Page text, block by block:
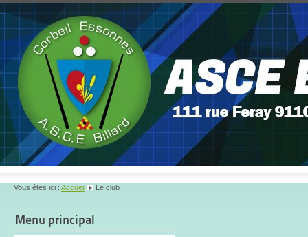
Vous êtes ici : Accueil Le club
Menu principal